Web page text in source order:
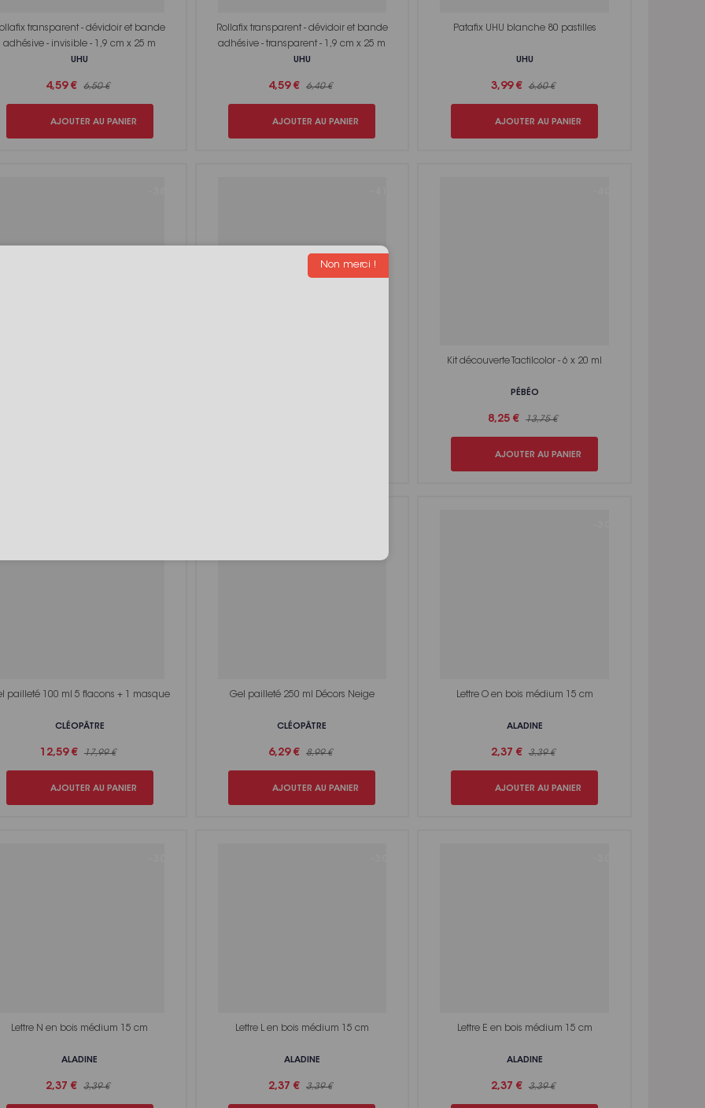
transparent - dévidoir et bande
adhésive - invisible - 1,9 cm x 25 m
UHU
4,59 € 6,50 €
AJOUTER AU PANIER
Rollafix transparent - dévidoir et bande
adhésive - transparent - 1,9 cm x 25 m
UHU
4,59 € 6,40 €
AJOUTER AU PANIER
Patafix UHU blanche 80 pastilles
UHU
3,99 € 6,60 €
AJOUTER AU PANIER
Kit découverte Tactilcolor - 6 x 20 ml
PÉBÉO
8,25 € 13,75 €
AJOUTER AU PANIER
pailleté 100 ml 5 flacons + 1 masque
CLÉOPÂTRE
12,59 € 17,99 €
AJOUTER AU PANIER
Gel pailleté 250 ml Décors Neige
CLÉOPÂTRE
6,29 € 8,99 €
AJOUTER AU PANIER
Lettre O en bois médium 15 cm
ALADINE
2,37 € 3,39 €
AJOUTER AU PANIER
Lettre N en bois médium 15 cm
ALADINE
2,37 € 3,39 €
Lettre L en bois médium 15 cm
ALADINE
2,37 € 3,39 €
Lettre E en bois médium 15 cm
ALADINE
2,37 € 3,39 €
Non merci !